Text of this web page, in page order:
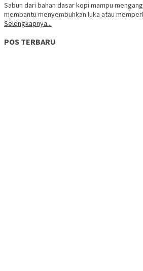
Sabun dari bahan dasar kopi mampu
membantu menyembuhkan luka atau
Selengkapnya...
POS TERBARU